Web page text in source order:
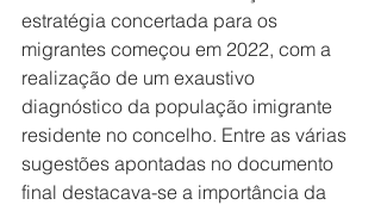
estratégia concertada para os
migrantes começou em 2022, com a
realização de um exaustivo
diagnóstico da população imigrante
residente no concelho. Entre as várias
sugestões apontadas no documento
final destacava-se a importância da